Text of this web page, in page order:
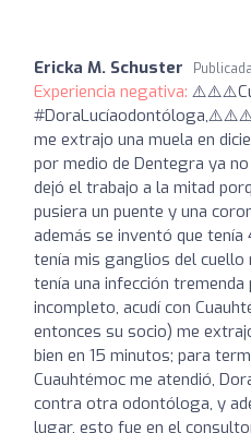
Ericka M. Schuster
Experiencia negativa:
me extrajo una muela en
por medio de Dentegra ya
dejó el trabajo a la mitad
pusiera un puente y una
además se inventó que
tenía mis ganglios del cuello
tenía una infección
incompleto, acudí con
entonces su socio) me
bien en 15 minutos; para
Cuauhtémoc me atendió,
contra otra odontóloga, y
lugar, esto fue en el